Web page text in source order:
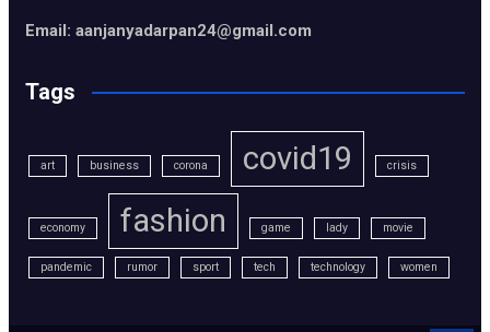
Email: aanjanyadarpan24@gmail.com
Tags
art business corona covid19 crisis
economy fashion game lady movie
pandemic rumor sport tech technology women